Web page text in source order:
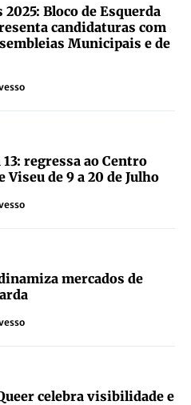
de reabrir o
Bloco de Esquerda
candidaturas com